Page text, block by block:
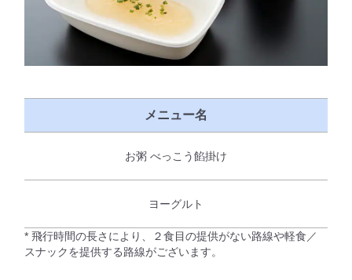
メニュー名
お粥 べっこう餡掛け
ヨーグルト
* 飛行時間の長さにより、２食目の提供がない路線や軽食／
スナックを提供する路線がございます。